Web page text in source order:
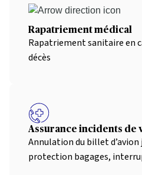
Rapatriement médical
Rapatriement sanitaire en
décès
Assurance incidents de
Annulation du billet d’avion
protection bagages,